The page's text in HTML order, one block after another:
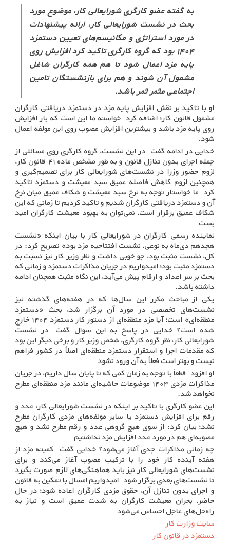
به گفته عضو کارگری شورایعالی کار، موضوع مورد
بحث در نشست شورایعالی کار، ارائه پیشنهادات
در مورد استراتژی و مکانیسم‌های تعیین دستمزد
۱۴۰۴ بود که گروه کارگری تاکید کرد افزایش روی
پایه مزد اعمال شود تا هم همه کارگران شاغل
مشمول آن شوند و هم برای بازنشستگان تامین
اجتماعی مثمر ثمر باشد.
او با تاکید بر نقش افزایش پایه مزد در دستمزد دریافتی کارگران
مشمول قانون کار؛ اضافه کرد: خواسته ما این است که بار افزایش
روی پایه مزد باشد و بیشترین افزایش مصوب روی این مولفه اعمال
شود.
خدایی در ادامه گفت: در این نشست، گروه کارگری روی مسائلی از
جمله اجرای بدون تنازل قانون و به طور مشخص ماده ۴۱ قانون کار،
لزوم حضور وزرا در نشست‌های شورایعالی کار برای تصمیم‌گیری و
همچنین لزوم کاهش فاصله عمیق سبد معیشت و دستمزد تاکید
کرد. ما خواستار توجه به نرخ سبد معیشت و شکاف عمیق میان نرخ
آن و دستمزد دریافتی کارگران شدیم و تاکید کردیم تا زمانی که این
شکاف عمیق برقرار است، نمی‌توان به بهبود معیشت کارگران امید
بست.
نماینده رسمی کارگران در شورایعالی کار با بیان اینکه «نشست
هجدهم دی‌ماه به نوعی، نشست افتتاحیه مزد بود» تصریح کرد: در
کل، نشست مثبت بود، جو خوبی داشت و نظر وزیر کار نیز نسبت به
دستمزد مثبت بود؛ امیدواریم در جریان مذاکرات دستمزد و زمانی که
بحث بر سر اعداد و ارقام پیش می‌آید، این نگاه مثبت همچنان ادامه
داشته باشد.
یکی از مباحث مکرر این سال‌ها که در هفته‌های گذشته نیز
نشست‌های تخصصی در مورد آن برگزار شد، بحثِ «دستمزد
منطقه‌ای» است؛ آیا مزد منطقه‌ای از دستور کار دستمزد ۱۴۰۴ خارج
شده است؟ خدایی در پاسخ به این سوال گفت: در نشست
شورایعالی کار، نظر گروه کارگری، شخص وزیر کار و برخی دیگر این بود
که مقدمات اجرا و استقرار دستمزد منطقه‌ای اصلاً در کشور فراهم
نیست و بهتر است فعلاً به آن ورود نشود.
او افزود: قطعاً با توجه به زمان کمی که تا پایان سال داریم، در جریان
مذاکرات مزدی ۱۴۰۴ موضوعات حاشیه‌ای مانند مزد منطقه‌ای مطرح
نخواهد شد.
این عضو کارگری با تاکید بر اینکه در نشست شورایعالی کار، عدد و
رقم برای افزایش دستمزد یا سایر مولفه‌های مزدی کارگران مطرح
نشد؛ بیان کرد: از سوی هیچ گروهی عدد و رقم مطرح نشد و هیچ
مصوبه‌ای هم در مورد عدد افزایش مزد نداشتیم.
چه زمانی مذاکرات جدی آغاز می‌شود؟ خدایی گفت: کمیته مزد از
هفته آینده کار خود را با ترکیب مصوب آغاز می‌کند و برای
نشست‌های شورایعالی کار نیز باید هماهنگی‌های لازم صورت بگیرد
تا نشست‌های بعدی برگزار شود. امیدواریم امسال با تمکین به قانون
و اجرای بدون تنازل آن، حقوق مزدی کارگران اعاده شود؛ در حال
حاضر، بحران معیشت کارگران به شدت عمیق است و نیاز به
راه‌حل‌های عاجل احساس می‌شود.
سایت وزارت کار
دستمزد در قانون کار